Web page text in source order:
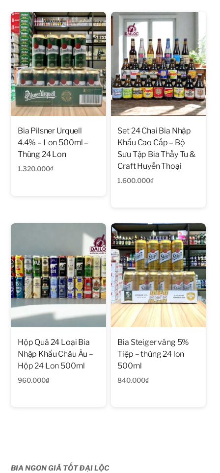
Bia Pilsner Urquell
4.4% – Lon 500ml –
Thùng 24 Lon
1.320.000₫
Set 24 Chai Bia Nhập
Khẩu Cao Cấp – Bộ
Sưu Tập Bia Thầy Tu &
Craft Huyền Thoại
1.600.000₫
Hộp Quà 24 Loại Bia
Nhập Khẩu Châu Âu –
Hộp 24 Lon 500ml
960.000₫
Bia Steiger vàng 5%
Tiệp – thùng 24 lon
500ml
840.000₫
BIA NGON GIÁ TỐT ĐẠI LỘC